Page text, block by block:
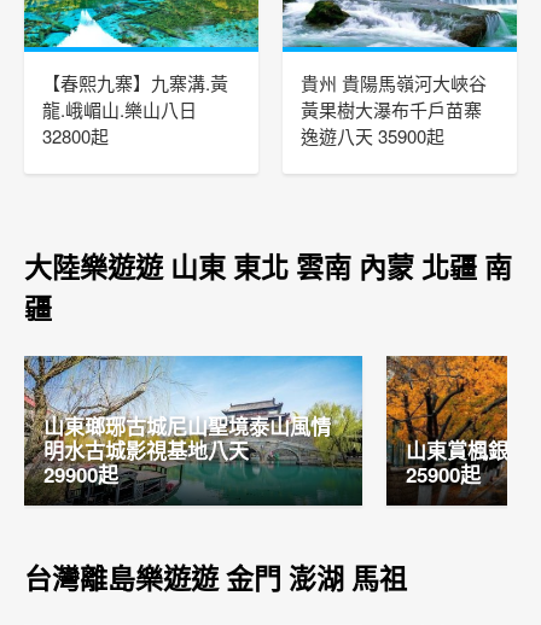
【春熙九寨】九寨溝.黃
龍.峨嵋山.樂山八日
32800起
貴州 貴陽馬嶺河大峽谷
黃果樹大瀑布千戶苗寨
逸遊八天 35900起
大陸樂遊遊 山東 東北 雲南 內蒙 北疆 南
疆
山東瑯琊古城尼山聖境泰山風情
明水古城影視基地八天
29900起
山東賞楓銀杏
25900起
台灣離島樂遊遊 金門 澎湖 馬祖